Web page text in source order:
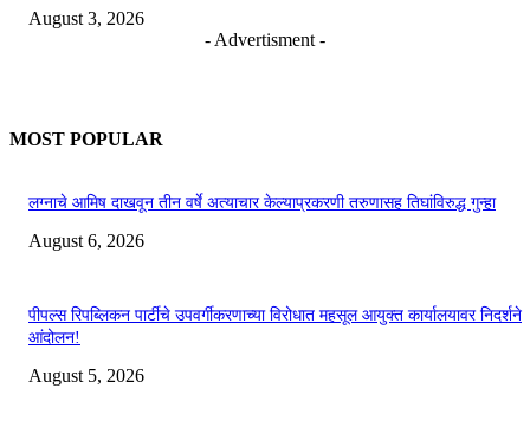
August 3, 2026
- Advertisment -
MOST POPULAR
लग्नाचे आमिष दाखवून तीन वर्षे अत्याचार केल्याप्रकरणी तरुणासह तिघांविरुद्ध गुन्हा
August 6, 2026
पीपल्स रिपब्लिकन पार्टीचे उपवर्गीकरणाच्या विरोधात महसूल आयुक्त कार्यालयावर निदर्शने
आंदोलन!
August 5, 2026